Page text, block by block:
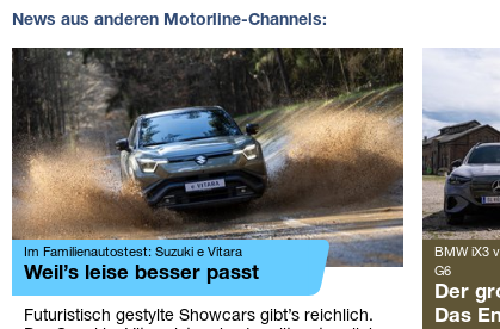
News aus anderen Motorline-Channels:
Im Familienautostest: Suzuki e Vitara
Weil’s leise besser passt
Futuristisch gestylte Showcars gibt’s reichlich.
BMW iX3
G6
Der
Das